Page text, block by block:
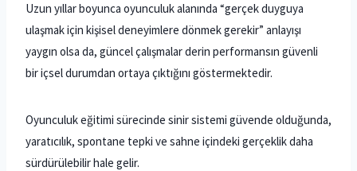
Uzun yıllar boyunca oyunculuk alanında “gerçek duyguya
ulaşmak için kişisel deneyimlere dönmek gerekir” anlayışı
yaygın olsa da, güncel çalışmalar derin performansın güvenli
bir içsel durumdan ortaya çıktığını göstermektedir.
Oyunculuk eğitimi sürecinde sinir sistemi güvende olduğunda,
yaratıcılık, spontane tepki ve sahne içindeki gerçeklik daha
sürdürülebilir hale gelir.